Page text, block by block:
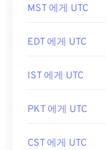
MST 에게 UTC
EDT 에게 UTC
IST 에게 UTC
PKT 에게 UTC
CST 에게 UTC